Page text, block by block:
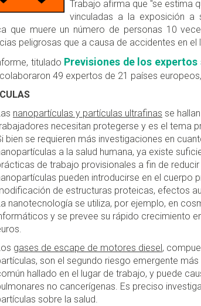
Trabajo afirma que "se estima
vinculadas a la exposición a
que muere un número de personas 10
peligrosas que a causa de accidentes en el
titulado Previsiones de los
49 expertos de 21 países
nanopartículas y partículas ultrafinas se
necesitan protegerse y es el tema
bien se requieren más investigaciones en
a la salud humana, ya existe
de trabajo provisionales a fin de
pueden introducirse en el
de estructuras proteicas, efectos
nanotecnología se utiliza, por ejemplo, en
y se prevee su rápido crecimiento
gases de escape de motores diesel ,
son el segundo riesgo emergente
hallado en el lugar de trabajo, y puede
no cancerígenas. Es preciso
sobre la salud.